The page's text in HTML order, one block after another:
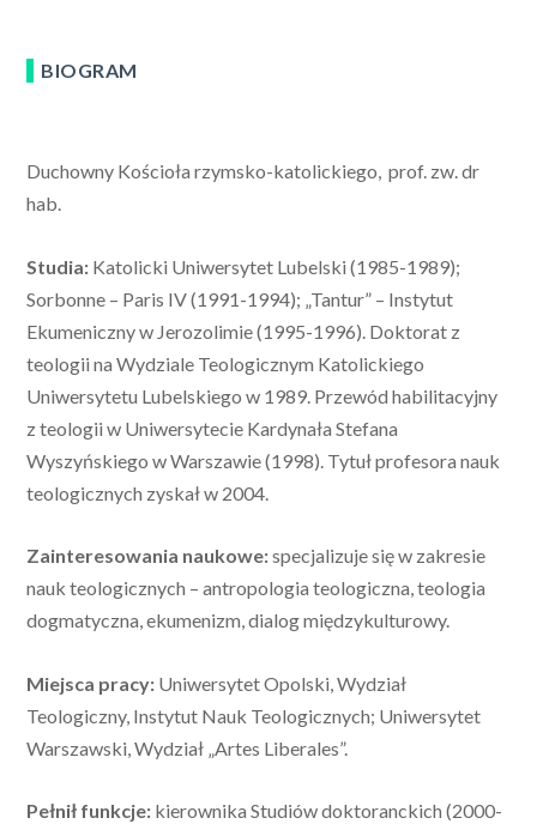
BIOGRAM
Duchowny Kościoła rzymsko-katolickiego, prof. zw. dr
hab.
Studia: Katolicki Uniwersytet Lubelski (1985-1989);
Sorbonne – Paris IV (1991-1994); „Tantur” – Instytut
Ekumeniczny w Jerozolimie (1995-1996). Doktorat z
teologii na Wydziale Teologicznym Katolickiego
Uniwersytetu Lubelskiego w 1989. Przewód habilitacyjny
z teologii w Uniwersytecie Kardynała Stefana
Wyszyńskiego w Warszawie (1998). Tytuł profesora nauk
teologicznych zyskał w 2004.
Zainteresowania naukowe:specjalizuje się w zakresie
nauk teologicznych – antropologia teologiczna, teologia
dogmatyczna, ekumenizm, dialog międzykulturowy.
Miejsca pracy: Uniwersytet Opolski, Wydział
Teologiczny, Instytut Nauk Teologicznych; Uniwersytet
Warszawski, Wydział „Artes Liberales”.
Pełnił funkcje: kierownika Studiów doktoranckich (2000-